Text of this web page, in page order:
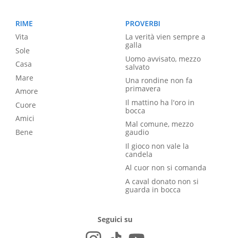
RIME
Vita
Sole
Casa
Mare
Amore
Cuore
Amici
Bene
PROVERBI
La verità vien sempre a
galla
Uomo avvisato, mezzo
salvato
Una rondine non fa
primavera
Il mattino ha l'oro in
bocca
Mal comune, mezzo
gaudio
Il gioco non vale la
candela
Al cuor non si comanda
A caval donato non si
guarda in bocca
Seguici su